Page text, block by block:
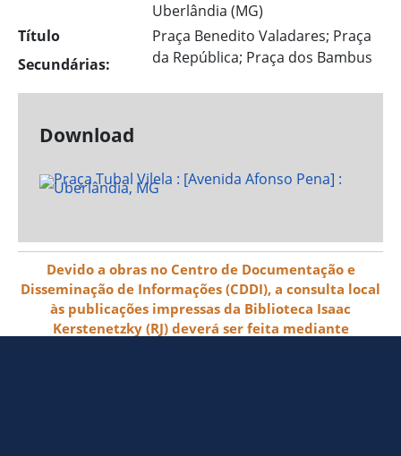
Uberlândia (MG)
Título
Secundárias:
Praça Benedito Valadares; Praça
da República; Praça dos Bambus
Download
Devido a obras no Centro de Documentação e
Disseminação de Informações (CDDI), a consulta local
às publicações impressas da Biblioteca Isaac
Kerstenetzky (RJ) deverá ser feita mediante